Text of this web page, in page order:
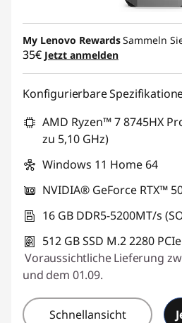
My Lenovo RewardsSammeln
35€ Jetzt anmelden
Konfigurierbare
AMD Ryzen™ 7 8745HX
zu 5,10 GHz)
Windows 11 Home 64
NVIDIA® GeForce RTX™
16 GB DDR5-5200MT/s
512 GB SSD M.2 2280
Voraussichtliche Lieferung
und dem 01.09.
Schnellansicht